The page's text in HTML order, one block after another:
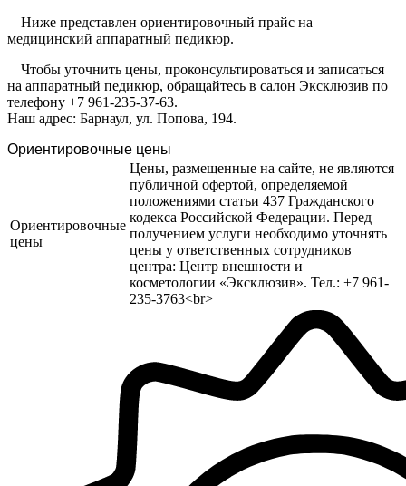
Ниже представлен ориентировочный прайс на
медицинский аппаратный педикюр.
Чтобы уточнить цены, проконсультироваться и записаться
на аппаратный педикюр, обращайтесь в салон Эксклюзив по
телефону +7 961-235-37-63.
Наш адрес: Барнаул, ул. Попова, 194.
Ориентировочные цены
Ориентировочные
цены
Цены, размещенные на сайте, не являются
публичной офертой, определяемой
положениями статьи 437 Гражданского
кодекса Российской Федерации. Перед
получением услуги необходимо уточнять
цены у ответственных сотрудников
центра: Центр внешности и
косметологии «Эксклюзив». Тел.: +7 961-
235-3763<br>